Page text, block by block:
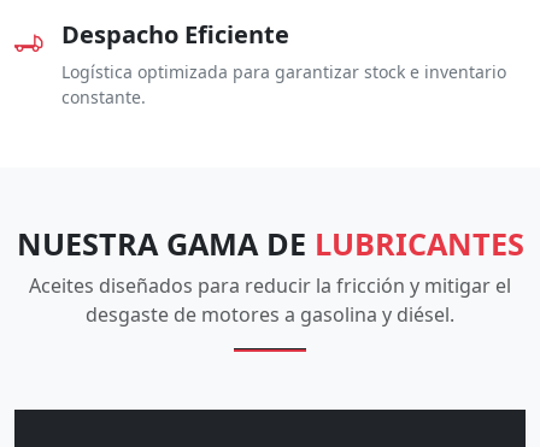
Despacho Eficiente
Logística optimizada para garantizar stock e inventario
constante.
NUESTRA GAMA DE LUBRICANTES
Aceites diseñados para reducir la fricción y mitigar el
desgaste de motores a gasolina y diésel.